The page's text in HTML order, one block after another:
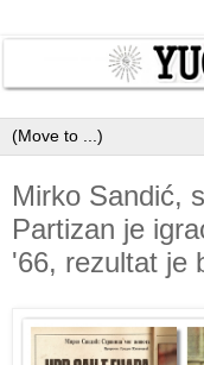
Mirko Sandić,
Partizan je
'66, rezultat je